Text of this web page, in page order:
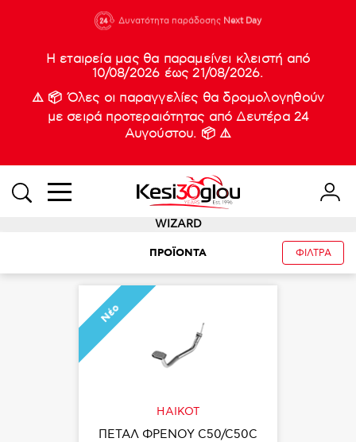
210 88 21
933
Δυνατότητα παράδοσης Next Day
Νέες
Η εταιρεία μας θα παραμείνει κλειστή από
10/08/2026 έως 21/08/2026.
⚠️ 📦 Όλες οι παραγγελίες θα δρομολογηθούν
με σειρά προτεραιότητας από Δευτέρα 24
Αυγούστου. 📦 ⚠️
WIZARD
ΠΡΟΪΟΝΤΑ ΦΙΛΤΡΑ
Νέο
HAIKOT
ΠΕΤΑΛ ΦΡΕΝΟΥ C50/C50C